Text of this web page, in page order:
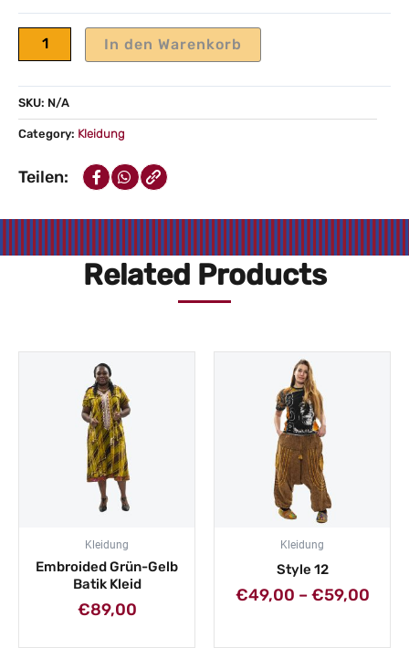
In den Warenkorb
SKU: N/A
Category: Kleidung
Teilen:
Related Products
Kleidung
Embroided Grün-Gelb
Batik Kleid
€89,00
Kleidung
Style 12
€49,00 –€59,00